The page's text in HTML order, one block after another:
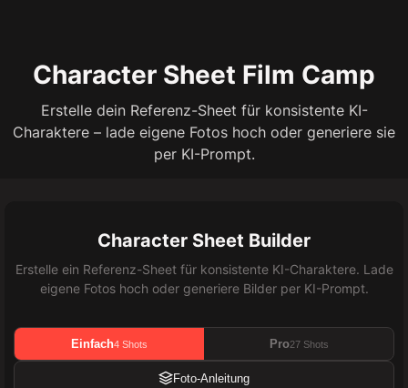
Character Sheet Film Camp
Erstelle dein Referenz-Sheet für konsistente KI-
Charaktere – lade eigene Fotos hoch oder generiere sie
per KI-Prompt.